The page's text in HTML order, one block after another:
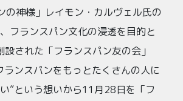
の神様」レイモン・カルヴェル氏の
フランスパン文化の浸透を目的と
された「フランスパン友の会」
ランスパンをもっとたくさんの人に
”という想いから11月28日を「フ